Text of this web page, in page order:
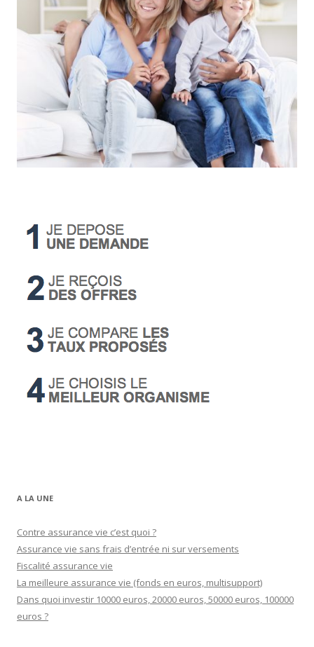
A LA UNE
Contre assurance vie c’est quoi ?
Assurance vie sans frais d’entrée ni sur versements
Fiscalité assurance vie
La meilleure assurance vie (fonds en euros, multisupport)
Dans quoi investir 10000 euros, 20000 euros, 50000 euros, 100000
euros ?